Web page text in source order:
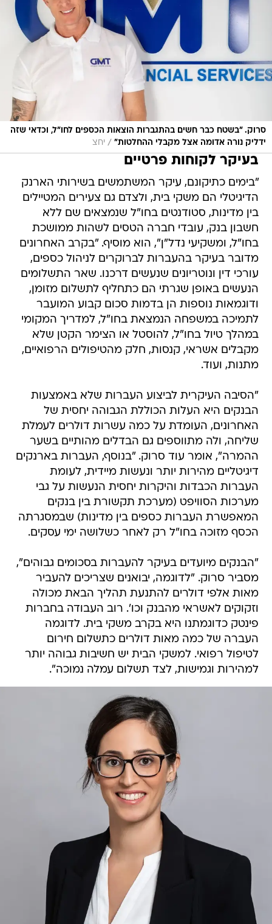
סרוק. "בשטח כבר חשים בהתגברות הוצאות הכספים לחו"ל, וכדאי שזה
ידליק נורה אדומה אצל מקבלי ההחלטות" / יחצ
בעיקר לקוחות פרטיים
"בימים כתיקונם, עיקר המשתמשים בשירותי הארנק
הדיגיטלי הם משקי בית, ולצדם גם צעירים המטיילים
בין מדינות, סטודנטים בחו"ל שנמצאים שם ללא
חשבון בנק, עובדי חברה הטסים לשהות ממושכת
בחו"ל, ומשקיעי נדל"ן", הוא מוסיף. "בקרב האחרונים
מדובר בעיקר בהעברות לברוקרים לניהול כספים,
עורכי דין ונוטריונים שנעשים דרכנו. שאר התשלומים
הנעשים באופן שגרתי הם כתחליף לתשלום מזומן,
ודוגמאות נוספות הן בדמות סכום קבוע המועבר
לתמיכה במשפחה הנמצאת בחו"ל, למדריך המקומי
במהלך טיול בחו"ל, להוסטל או הצימר הקטן שלא
מקבלים אשראי, קנסות, חלק מהטיפולים הרפואיים,
מתנות, ועוד.
"הסיבה העיקרית לביצוע העברות שלא באמצעות
הבנקים היא העלות הכוללת הגבוהה יחסית של
האחרונים, העומדת על כמה עשרות דולרים לעמלת
שליחה, ולה מתווספים גם הבדלים מהותיים בשער
ההמרה", אומר עוד סרוק. "בנוסף, העברות בארנקים
דיגיטליים מהירות יותר ונעשות מיידית, לעומת
העברות הכבדות והיקרות יחסית הנעשות על גבי
מערכות הסוויפט (מערכת תקשורת בין בנקים
המאפשרת העברות כספים בין מדינות) שבמסגרתה
הכסף מזוכה בחו"ל רק לאחר כשלושה ימי עסקים.
"הבנקים מיועדים בעיקר להעברות בסכומים גבוהים",
מסביר סרוק. "לדוגמה, יבואנים שצריכים להעביר
מאות אלפי דולרים להתנעת תהליך הבאת מכולה
וזקוקים לאשראי מהבנק וכו'. רוב העבודה בחברות
פינטק כדוגמתנו היא בקרב משקי בית. לדוגמה
העברה של כמה מאות דולרים כתשלום חירום
לטיפול רפואי. למשקי הבית יש חשיבות גבוהה יותר
למהירות וגמישות, לצד תשלום עמלה נמוכה".